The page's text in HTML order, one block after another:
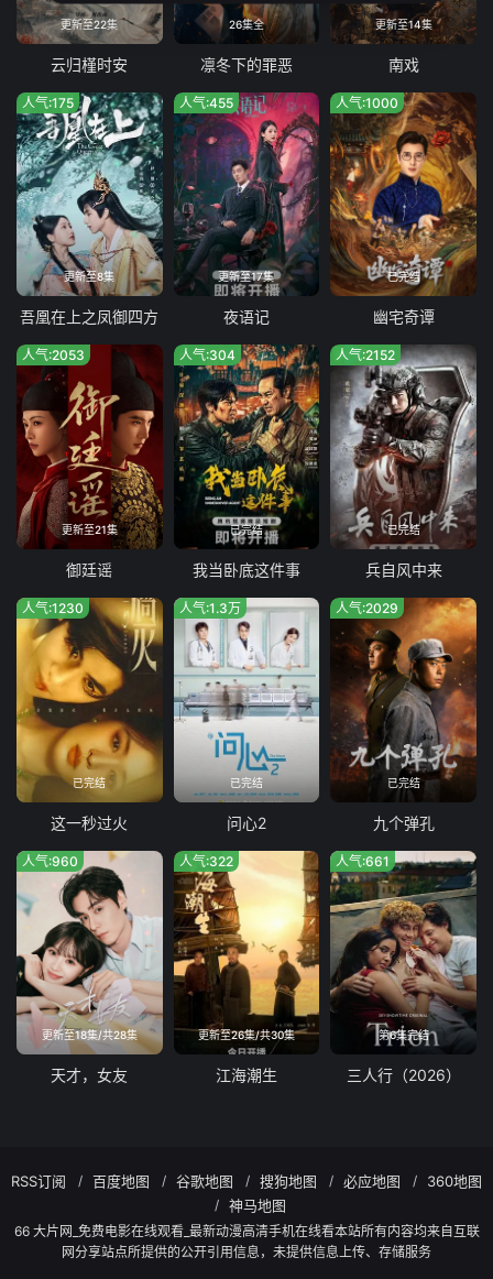
更新至22集
云归槿时安
26集全
凛冬下的罪恶
更新至14集
南戏
更新至8集
人气:175
吾凰在上之凤御四方
更新至17集
人气:455
夜语记
已完结
人气:1000
幽宅奇谭
更新至21集
人气:2053
御廷谣
已完结
人气:304
我当卧底这件事
已完结
人气:2152
兵自风中来
已完结
人气:1230
这一秒过火
已完结
人气:1.3万
问心2
已完结
人气:2029
九个弹孔
更新至18集/共28集
人气:960
天才，女友
更新至26集/共30集
人气:322
江海潮生
第6集完结
人气:661
三人行（2026）
RSS订阅 百度地图 谷歌地图 搜狗地图 必应地图
360地图
神马地图
66 大片网_免费电影在线观看_最新动漫高清手机在线看本站所有内容均来自互联
网分享站点所提供的公开引用信息，未提供信息上传、存储服务